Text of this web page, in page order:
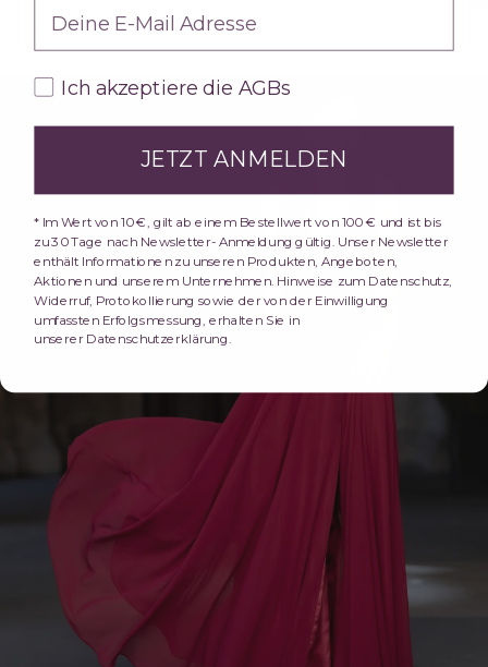
AGBsIch akzeptiere die AGBs
JETZT ANMELDEN
* Im Wert von 10 €, gilt ab einem Bestellwert von 100 € und ist bis
zu 30 Tage nach Newsletter- Anmeldung gültig. Unser Newsletter
enthält Informationen zu unseren Produkten, Angeboten,
Aktionen und unserem Unternehmen. Hinweise zum Datenschutz,
Widerruf, Protokollierung sowie der von der Einwilligung
umfassten Erfolgsmessung, erhalten Sie in
unserer Datenschutzerklärung.